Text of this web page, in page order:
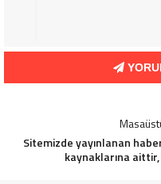
Sitemizde yayınlanan
kaynaklarına